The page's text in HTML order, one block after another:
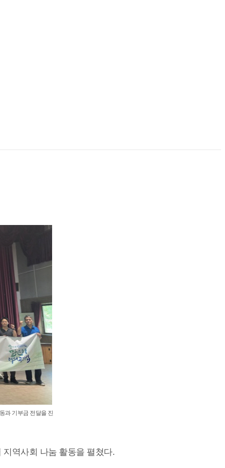
과 기부금 전달을 진
지역사회 나눔 활동을 펼쳤다.